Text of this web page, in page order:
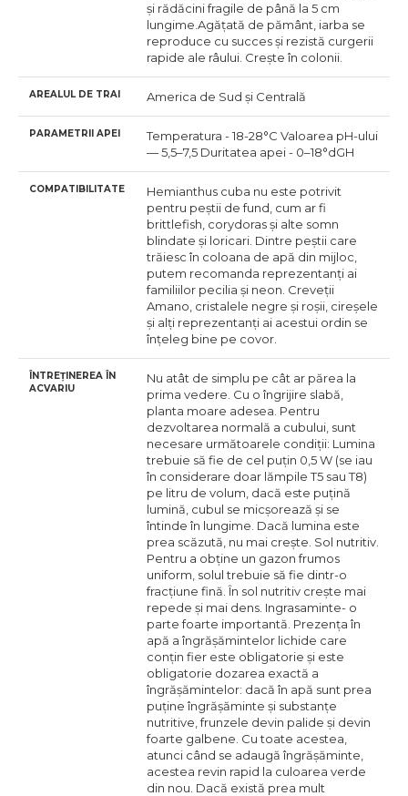
și rădăcini fragile de până la 5 cm
lungime.Agățată de pământ, iarba se
reproduce cu succes și rezistă curgerii
rapide ale râului. Crește în colonii.
AREALUL DE TRAI America de Sud și Centrală
PARAMETRII APEI
Temperatura - 18-28°С Valoarea pH-ului
— 5,5–7,5 Duritatea apei - 0–18°dGH
COMPATIBILITATE
Hemianthus cuba nu este potrivit
pentru peștii de fund, cum ar fi
brittlefish, corydoras și alte somn
blindate și loricari. Dintre peștii care
trăiesc în coloana de apă din mijloc,
putem recomanda reprezentanți ai
familiilor pecilia și neon. Creveții
Amano, cristalele negre și roșii, cireșele
și alți reprezentanți ai acestui ordin se
înțeleg bine pe covor.
ÎNTREȚINEREA ÎN
ACVARIU
Nu atât de simplu pe cât ar părea la
prima vedere. Cu o îngrijire slabă,
planta moare adesea. Pentru
dezvoltarea normală a cubului, sunt
necesare următoarele condiții: Lumina
trebuie să fie de cel puțin 0,5 W (se iau
în considerare doar lămpile T5 sau T8)
pe litru de volum, dacă este puțină
lumină, cubul se micșorează și se
întinde în lungime. Dacă lumina este
prea scăzută, nu mai crește. Sol nutritiv.
Pentru a obține un gazon frumos
uniform, solul trebuie să fie dintr-o
fracțiune fină. În sol nutritiv crește mai
repede și mai dens. Ingrasaminte- о
parte foarte importantă. Prezența în
apă a îngrășămintelor lichide care
conțin fier este obligatorie și este
obligatorie dozarea exactă a
îngrășămintelor: dacă în apă sunt prea
puține îngrășăminte și substanțe
nutritive, frunzele devin palide și devin
foarte galbene. Cu toate acestea,
atunci când se adaugă îngrășăminte,
acestea revin rapid la culoarea verde
din nou. Dacă există prea mult